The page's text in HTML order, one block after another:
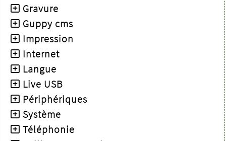
Gravure
Guppy cms
Impression
Internet
Langue
Live USB
Périphériques
Système
Téléphonie